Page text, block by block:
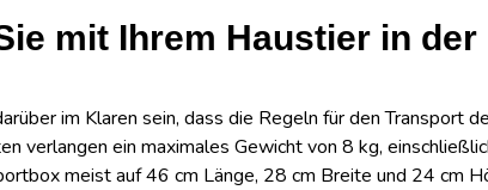
mit Ihrem Haustier in der
im Klaren sein, dass die Regeln für den Transport
verlangen ein maximales Gewicht von 8 kg,
meist auf 46 cm Länge, 28 cm Breite und 24 cm